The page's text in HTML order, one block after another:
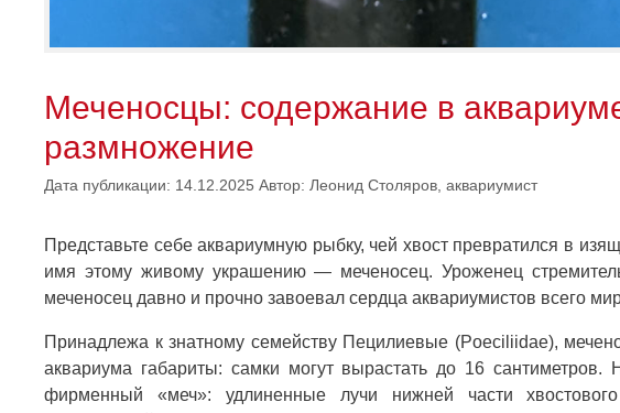
Меченосцы: содержание в
размножение
Дата публикации: 14.12.2025 Автор: Леонид Столяров, аквариумист
Представьте себе аквариумную рыбку, чей хвост превратился в
имя этому живому украшению — меченосец. Уроженец
меченосец давно и прочно завоевал сердца аквариумистов всего
Принадлежа к знатному семейству Пецилиевые (Poeciliidae),
аквариума габариты: самки могут вырастать до 16
фирменный «меч»: удлиненные лучи нижней части